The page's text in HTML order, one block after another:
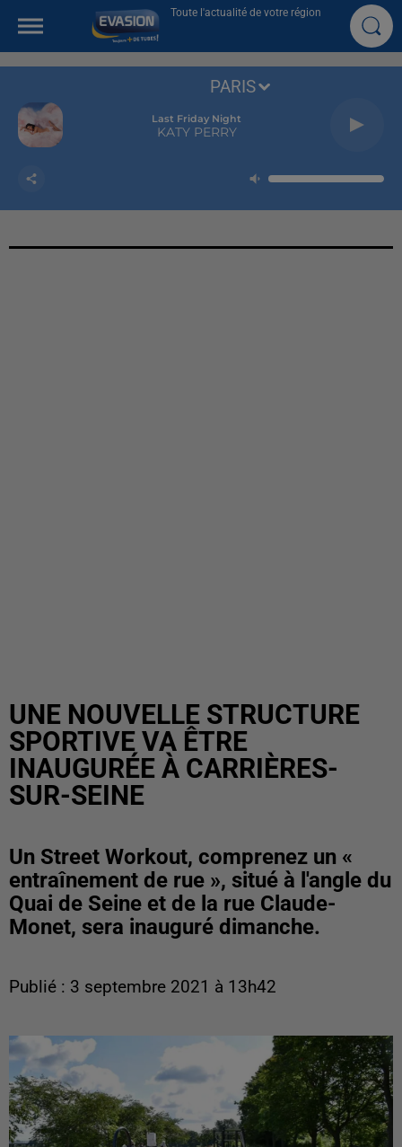
Toute l'actualité de votre région
Last Friday Night
KATY PERRY
PARIS
UNE NOUVELLE STRUCTURE
SPORTIVE VA ÊTRE
INAUGURÉE À CARRIÈRES-
SUR-SEINE
Un Street Workout, comprenez un «
entraînement de rue », situé à l'angle du
Quai de Seine et de la rue Claude-
Monet, sera inauguré dimanche.
Publié : 3 septembre 2021 à 13h42